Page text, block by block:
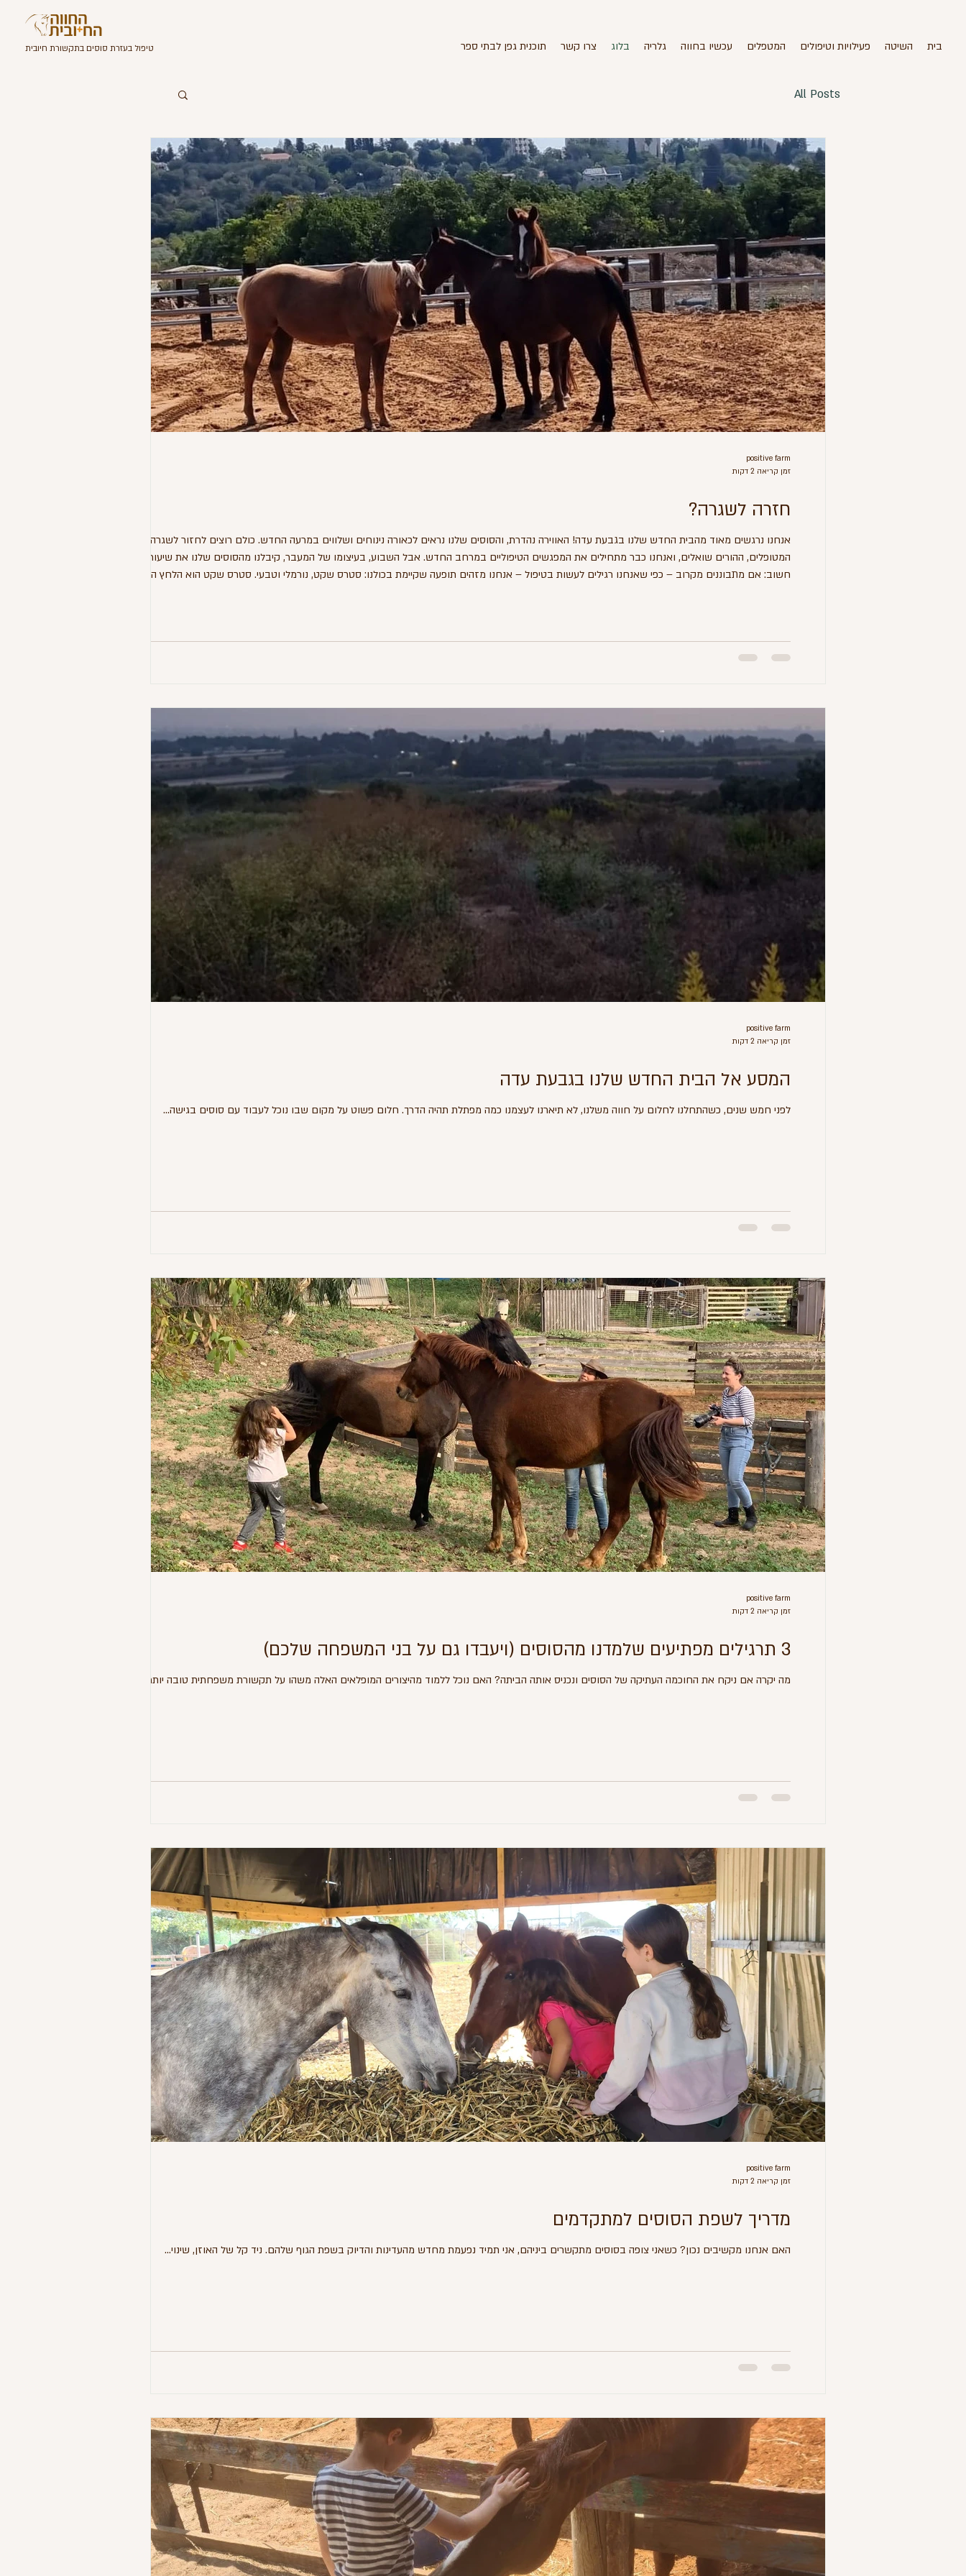
טיפול בעזרת סוסים בתקשורת חיובית בית השיטה פעילויות וטיפולים המטפלים עכשיו בחווה גלריה בלוג צרו קשר תוכנית גפן לבתי ספר
All Posts
חזרה לשגרה?
אנחנו נרגשים מאוד מהבית החדש שלנו בגבעת עדה! האווירה נהדרת, והסוסים שלנו נראים לכאורה נינוחים ושלווים במרעה החדש. כולם רוצים לחזור לשגרה –
המטופלים, ההורים שואלים, ואנחנו כבר מתחילים את המפגשים הטיפוליים במרחב החדש. ​אבל השבוע, בעיצומו של המעבר, קיבלנו מהסוסים שלנו את שיעור טיפולי
חשוב: ​אם מתבוננים מקרוב – כפי שאנחנו רגילים לעשות בטיפול – אנחנו מזהים תופעה שקיימת בכולנו: סטרס שקט, נורמלי וטבעי. ​סטרס שקט הוא הלחץ העדין
positive farm
זמן קריאה 2 דקות
המסע אל הבית החדש שלנו בגבעת עדה
לפני חמש שנים, כשהתחלנו לחלום על חווה משלנו, לא תיארנו לעצמנו כמה מפתלת תהיה הדרך. חלום פשוט על מקום שבו נוכל לעבוד עם סוסים בגישה...
positive farm
זמן קריאה 2 דקות
3 תרגילים מפתיעים שלמדנו מהסוסים (ויעבדו גם על בני המשפחה שלכם)
מה יקרה אם ניקח את החוכמה העתיקה של הסוסים ונכניס אותה הביתה? האם נוכל ללמוד מהיצורים המופלאים האלה משהו על תקשורת משפחתית טובה יותר?...
positive farm
זמן קריאה 2 דקות
מדריך לשפת הסוסים למתקדמים
האם אנחנו מקשיבים נכון? כשאני צופה בסוסים מתקשרים ביניהם, אני תמיד נפעמת מחדש מהעדינות והדיוק בשפת הגוף שלהם. ניד קל של האוזן, שינוי...
positive farm
זמן קריאה 2 דקות